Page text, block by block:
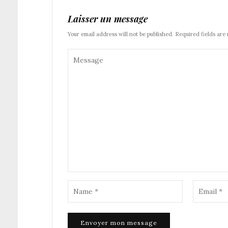
Laisser un message
Your email address will not be published. Required fields are